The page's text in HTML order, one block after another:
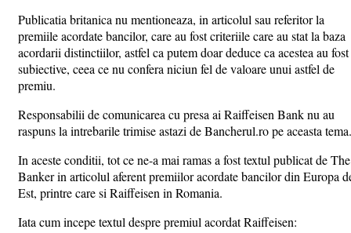
Publicatia britanica nu mentioneaza, in articolul sau referitor la
premiile acordate bancilor, care au fost criteriile care au stat la baza
acordarii distinctiilor, astfel ca putem doar deduce ca acestea au fost
subiective, ceea ce nu confera niciun fel de valoare unui astfel de
premiu.
Responsabilii de comunicarea cu presa ai Raiffeisen Bank nu au
raspuns la intrebarile trimise astazi de Bancherul.ro pe aceasta tema.
In aceste conditii, tot ce ne-a mai ramas a fost textul publicat de The
Banker in articolul aferent premiilor acordate bancilor din Europa
Est, printre care si Raiffeisen in Romania.
Iata cum incepe textul despre premiul acordat Raiffeisen: